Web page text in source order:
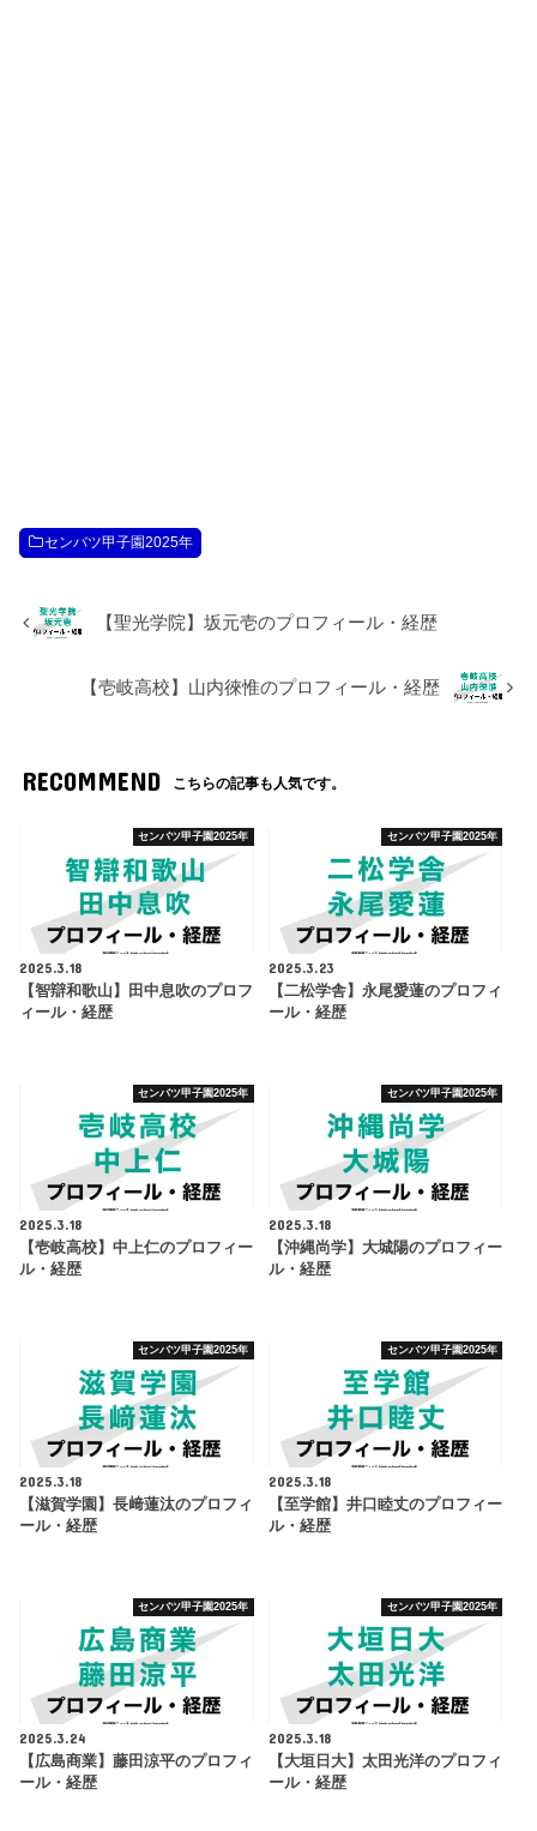
センバツ甲子園2025年
【聖光学院】坂元壱のプロフィール・経歴
【壱岐高校】山内徠惟のプロフィール・経歴
RECOMMEND こちらの記事も人気です。
センバツ甲子園2025年
2025.3.18
【智辯和歌山】田中息吹のプロフ
ィール・経歴
センバツ甲子園2025年
2025.3.23
【二松学舎】永尾愛蓮のプロフィ
ール・経歴
センバツ甲子園2025年
2025.3.18
【壱岐高校】中上仁のプロフィー
ル・経歴
センバツ甲子園2025年
2025.3.18
【沖縄尚学】大城陽のプロフィー
ル・経歴
センバツ甲子園2025年
2025.3.18
【滋賀学園】長﨑蓮汰のプロフィ
ール・経歴
センバツ甲子園2025年
2025.3.18
【至学館】井口睦丈のプロフィー
ル・経歴
センバツ甲子園2025年
2025.3.24
【広島商業】藤田涼平のプロフィ
ール・経歴
センバツ甲子園2025年
2025.3.18
【大垣日大】太田光洋のプロフィ
ール・経歴